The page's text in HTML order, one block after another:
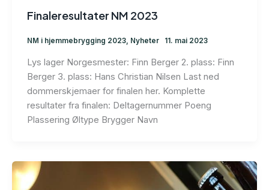
Finaleresultater NM 2023
NM i hjemmebrygging 2023, Nyheter 11. mai 2023
Lys lager Norgesmester: Finn Berger 2. plass: Finn
Berger 3. plass: Hans Christian Nilsen Last ned
dommerskjemaer for finalen her. Komplette
resultater fra finalen: Deltagernummer Poeng
Plassering Øltype Brygger Navn